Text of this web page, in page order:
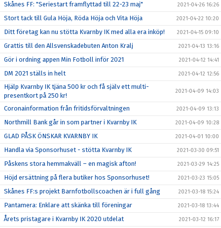
Skånes FF: "Seriestart framflyttad till 22-23 maj" 2021-04-26 16:26
Stort tack till Gula Höja, Röda Höja och Vita Höja 2021-04-22 10:20
Ditt företag kan nu stötta Kvarnby IK med alla era inköp! 2021-04-15 09:10
Grattis till den Allsvenskadebuten Anton Kralj 2021-04-13 13:16
Gör i ordning appen Min Fotboll inför 2021 2021-04-12 14:41
DM 2021 ställs in helt 2021-04-12 12:56
Hjälp Kvarnby IK tjäna 500 kr och få själv ett multi-
presentkort på 250 kr!
2021-04-09 14:03
Coronainformation från fritidsförvaltningen 2021-04-09 13:13
Northmill Bank går in som partner i Kvarnby IK 2021-04-09 10:28
GLAD PÅSK ÖNSKAR KVARNBY IK 2021-04-01 10:00
Handla via Sponsorhuset - stötta Kvarnby IK 2021-03-30 09:51
Påskens stora hemmakväll – en magisk afton! 2021-03-29 14:25
Höjd ersättning på flera butiker hos Sponsorhuset! 2021-03-23 15:05
Skånes FF:s projekt Barnfotbollscoachen är i full gång 2021-03-18 15:24
Pantamera: Enklare att skänka till föreningar 2021-03-18 13:44
Årets pristagare i Kvarnby IK 2020 utdelat 2021-03-12 16:17